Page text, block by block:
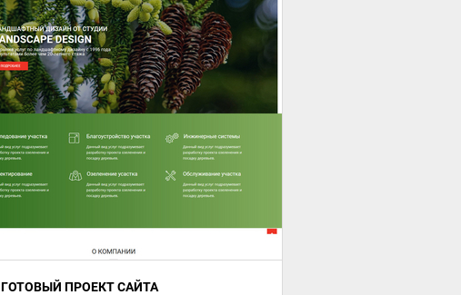
ГОТОВЫЙ ПРОЕКТ САЙТА